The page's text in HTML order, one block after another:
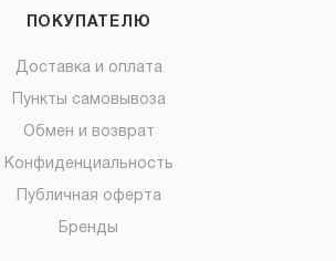
ПОКУПАТЕЛЮ
Доставка и оплата
Пункты самовывоза
Обмен и возврат
Конфиденциальность
Публичная оферта
Бренды